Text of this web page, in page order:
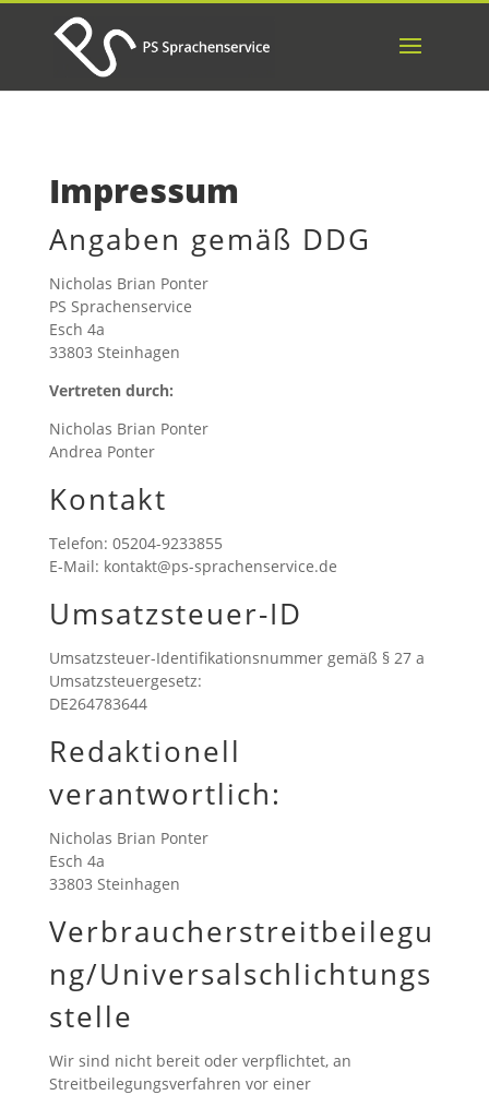
Impressum
Angaben gemäß DDG
Nicholas Brian Ponter
PS Sprachenservice
Esch 4a
33803 Steinhagen
Vertreten durch:
Nicholas Brian Ponter
Andrea Ponter
Kontakt
Telefon: 05204-9233855
E-Mail: kontakt@ps-sprachenservice.de
Umsatzsteuer-ID
Umsatzsteuer-Identifikationsnummer gemäß § 27 a
Umsatzsteuergesetz:
DE264783644
Redaktionell
verantwortlich:
Nicholas Brian Ponter
Esch 4a
33803 Steinhagen
Verbraucherstreitbeilegu
ng/Universalschlichtungs
stelle
Wir sind nicht bereit oder verpflichtet, an
Streitbeilegungsverfahren vor einer